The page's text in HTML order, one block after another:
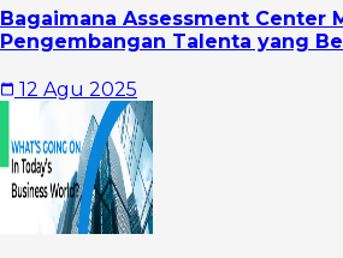
Bagaimana Assessment Center
Pengembangan Talenta yang
12 Agu 2025